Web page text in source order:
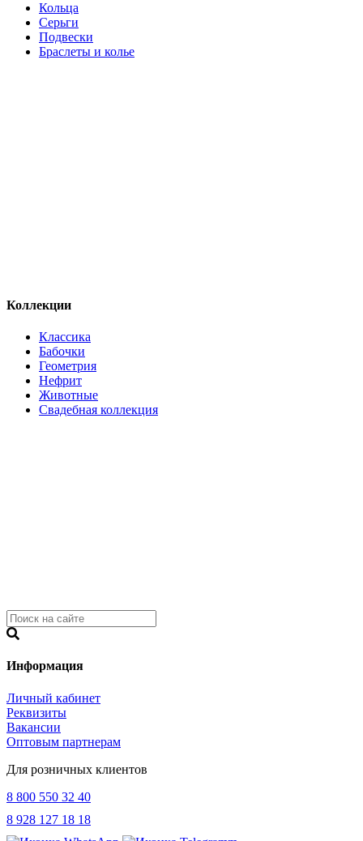
Кольца
Серьги
Подвески
Браслеты и колье
Коллекции
Классика
Бабочки
Геометрия
Нефрит
Животные
Свадебная коллекция
Информация
Личный кабинет
Реквизиты
Вакансии
Оптовым партнерам
Для розничных клиентов
8 800 550 32 40
8 928 127 18 18